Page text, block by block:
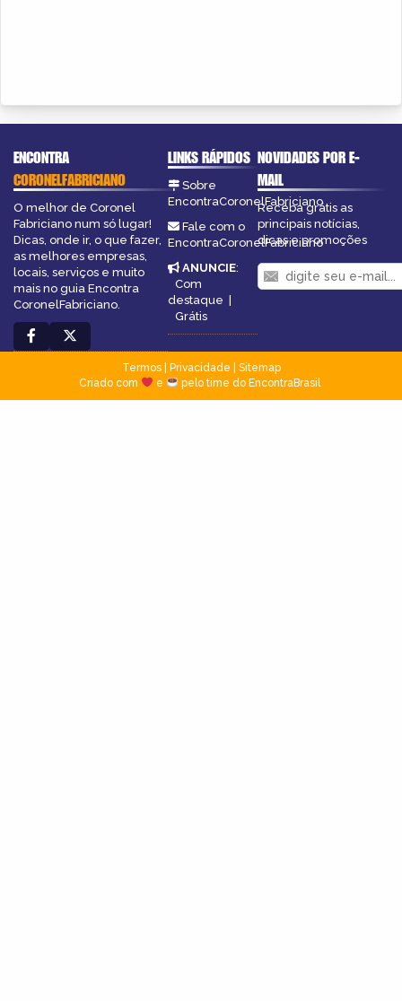
ENCONTRA
CORONELFABRICIANO
O melhor de Coronel
Fabriciano num só lugar!
Dicas, onde ir, o que fazer,
as melhores empresas,
locais, serviços e muito
mais no guia Encontra
CoronelFabriciano.
LINKS RÁPIDOS
Sobre
EncontraCoronelFabriciano
Fale com o
EncontraCoronelFabriciano
ANUNCIE:
Com
destaque |
Grátis
NOVIDADES POR E-
MAIL
Receba grátis as
principais notícias,
dicas e promoções
Termos| Privacidade
Sitemap
Criado com
e pelo time do EncontraBrasil